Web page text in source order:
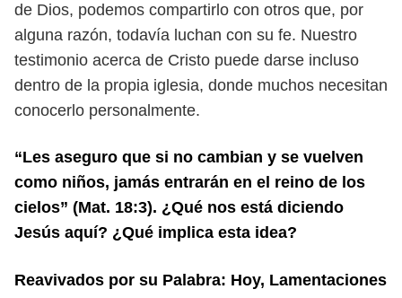
de Dios, podemos compartirlo con otros que, por
alguna razón, todavía luchan con su fe. Nuestro
testimonio acerca de Cristo puede darse incluso
dentro de la propia iglesia, donde muchos necesitan
conocerlo personalmente.
“Les aseguro que si no cambian y se vuelven
como niños, jamás entrarán en el reino de los
cielos” (Mat. 18:3). ¿Qué nos está diciendo
Jesús aquí? ¿Qué implica esta idea?
Reavivados por su Palabra: Hoy, Lamentaciones